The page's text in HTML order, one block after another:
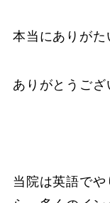
本当にありがた
ありがとうござ
当院は英語で